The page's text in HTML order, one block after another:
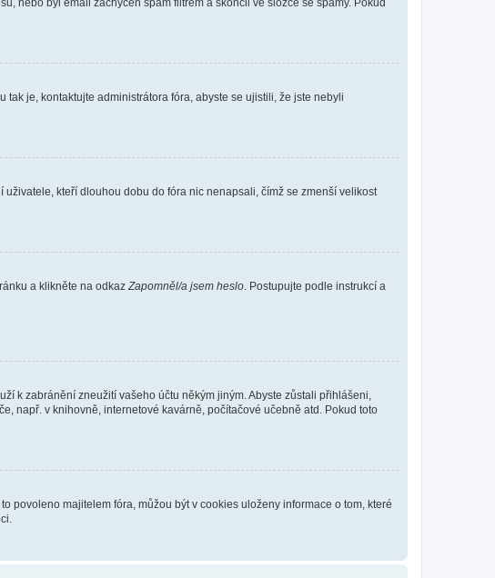
nebo byl email zachycen spam filtrem a skončil ve složce se spamy. Pokud
je, kontaktujte administrátora fóra, abyste se ujistili, že jste nebyli
kteří dlouhou dobu do fóra nic nenapsali, čímž se zmenší velikost
a klikněte na odkazZapomněl/a jsem heslo. Postupujte podle instrukcí a
k zabránění zneužití vašeho účtu někým jiným. Abyste zůstali přihlášeni,
např. v knihovně, internetové kavárně, počítačové učebně atd. Pokud toto
povoleno majitelem fóra, můžou být v cookies uloženy informace o tom, které